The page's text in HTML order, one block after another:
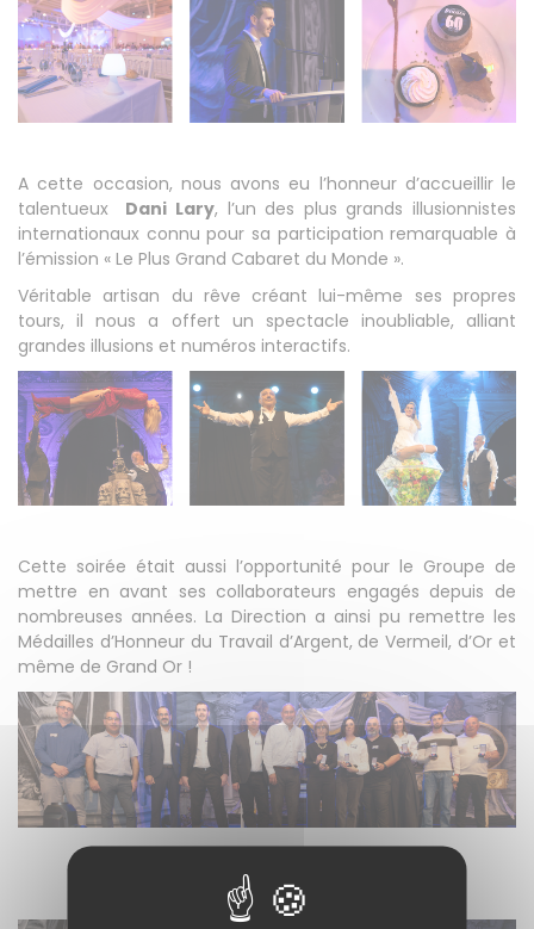
A cette occasion, nous avons eu l’honneur d’accueillir le
talentueux
Dani Lary, l’un des plus grands illusionnistes
internationaux connu pour sa participation remarquable à
l’émission « Le Plus Grand Cabaret du Monde ».
Véritable artisan du rêve créant lui-même ses propres
tours, il nous a offert un spectacle inoubliable, alliant
grandes illusions et numéros interactifs.
Cette soirée était aussi l’opportunité pour le Groupe de
mettre en avant ses collaborateurs engagés depuis de
nombreuses années. La Direction a ainsi pu remettre les
Médailles d’Honneur du Travail d’Argent, de Vermeil, d’Or et
même de Grand Or !